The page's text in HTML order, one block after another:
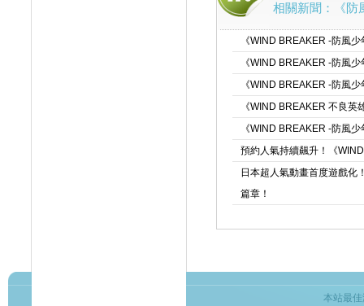
相關新聞：《防
《WIND BREAKER -防風
《WIND BREAKER -防風
《WIND BREAKER -防風
《WIND BREAKER 不良
《WIND BREAKER -防風
預約人氣持續飆升！《
日本超人氣動畫首度遊戲化
篇章！
本站最